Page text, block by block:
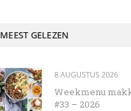
MEEST GELEZEN
8 AUGUSTUS 2026
Weekmenu
#33 – 2026